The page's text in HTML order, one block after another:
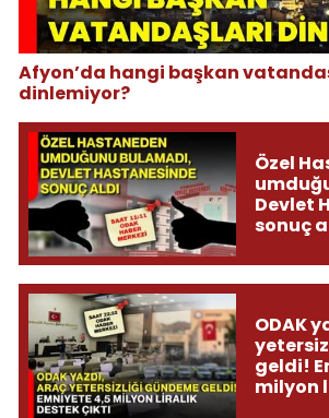
Afyon’da hangi başkan
dinlemiyor?
Özel
Devlet
sonuç
ODAK
geldi!
milyon